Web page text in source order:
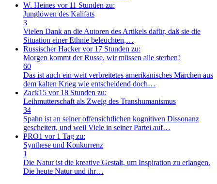
W. Heines vor 11 Stunden zu:
Junglöwen des Kalifats
3
Vielen Dank an die Autoren des Artikels dafür, daß sie die
Situation einer Ethnie beleuchten,…
Russischer Hackervor 17 Stunden zu:
Morgen kommt der Russe, wir müssen alle sterben!
60
Das ist auch ein weit verbreitetes amerikanisches Märchen aus
dem kalten Krieg wie entscheidend doch…
Zack15 vor 18 Stunden zu:
Leihmutterschaft als Zweig des Transhumanismus
34
Spahn ist an seiner offensichtlichen kognitiven Dissonanz
gescheitert, und weil Viele in seiner Partei auf…
PRO1 vor 1 Tag zu:
Synthese und Konkurrenz
1
Die Natur ist die kreative Gestalt, um Inspiration zu erlangen.
Die heute Natur und ihr…